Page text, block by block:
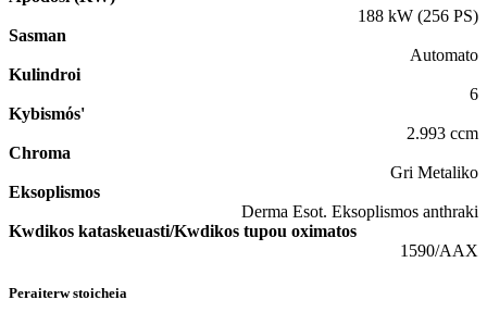
188 kW (256 PS)
Sasman
Automato
Kulindroi
6
Kybismόs'
2.993 ccm
Chroma
Gri Metaliko
Eksoplismos
Derma Esot. Eksoplismos anthraki
Kwdikos kataskeuasti/Kwdikos tupou oximatos
1590/AAX
Peraiterw stoicheia